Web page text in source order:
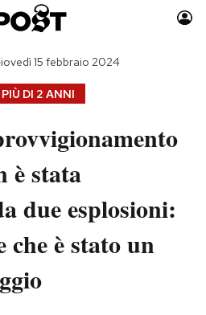
Auto
Moda
Consumismi
Storie/Idee
Ok Boomer!
Media
DI 2 ANNI
15 febbraio 2024
è stata
due esplosioni:
che è stato un